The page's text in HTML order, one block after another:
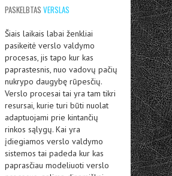
PASKELBTAS VERSLAS
Šiais laikais labai ženkliai
pasikeitė verslo valdymo
procesas, jis tapo kur kas
paprastesnis, nuo vadovų pačių
nukrypo daugybę rūpesčių.
Verslo procesai tai yra tam tikri
resursai, kurie turi būti nuolat
adaptuojami prie kintančių
rinkos sąlygų. Kai yra
įdiegiamos verslo valdymo
sistemos tai padeda kur kas
paprasčiau modeliuoti verslo